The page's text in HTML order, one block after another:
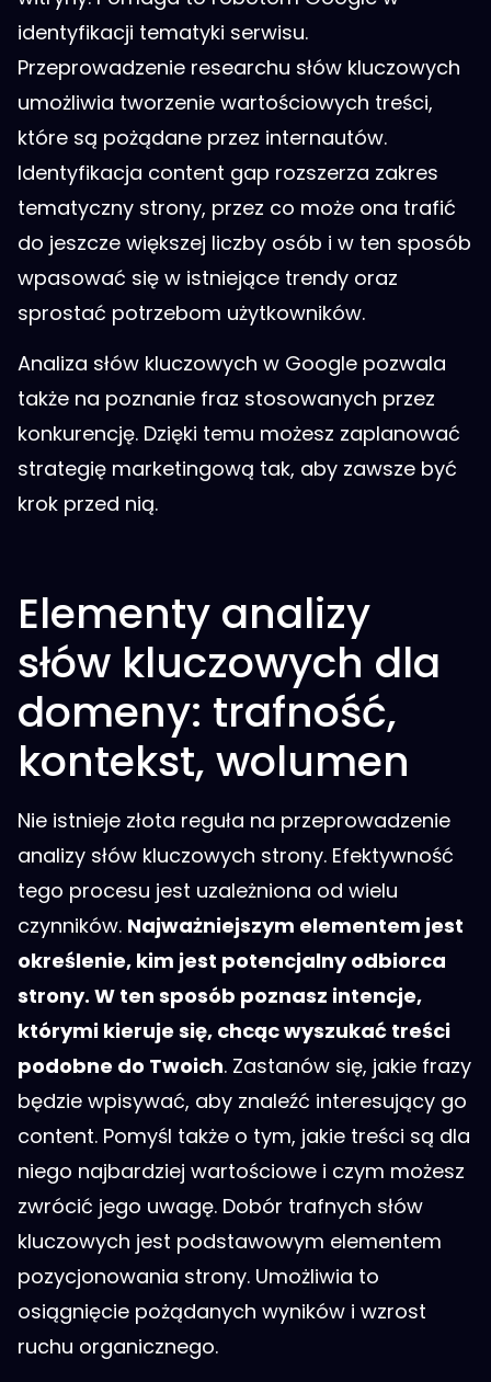
identyfikacji tematyki serwisu.
Przeprowadzenie researchu słów kluczowych
umożliwia tworzenie wartościowych treści,
które są pożądane przez internautów.
Identyfikacja content gap rozszerza zakres
tematyczny strony, przez co może ona trafić
do jeszcze większej liczby osób i w ten sposób
wpasować się w istniejące trendy oraz
sprostać potrzebom użytkowników.
Analiza słów kluczowych w Google pozwala
także na poznanie fraz stosowanych przez
konkurencję. Dzięki temu możesz zaplanować
strategię marketingową tak, aby zawsze być
krok przed nią.
Elementy analizy
słów kluczowych dla
domeny: trafność,
kontekst, wolumen
Nie istnieje złota reguła na przeprowadzenie
analizy słów kluczowych strony. Efektywność
tego procesu jest uzależniona od wielu
czynników. Najważniejszym elementem jest
określenie, kim jest potencjalny odbiorca
strony. W ten sposób poznasz intencje,
którymi kieruje się, chcąc wyszukać treści
podobne do Twoich. Zastanów się, jakie frazy
będzie wpisywać, aby znaleźć interesujący go
content. Pomyśl także o tym, jakie treści są dla
niego najbardziej wartościowe i czym możesz
zwrócić jego uwagę. Dobór trafnych słów
kluczowych jest podstawowym elementem
pozycjonowania strony. Umożliwia to
osiągnięcie pożądanych wyników i wzrost
ruchu organicznego.